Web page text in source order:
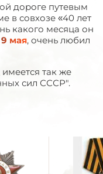
дороге путевым
в совхозе «40 лет
какого месяца он
9 мая, очень любил
так же
сил СССР".